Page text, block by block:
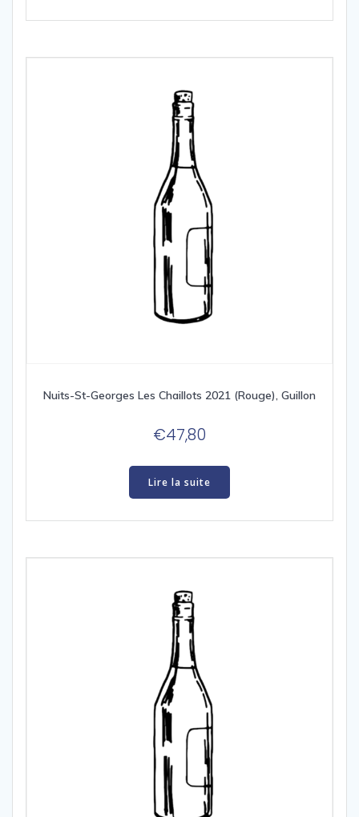
Nuits-St-Georges Les Chaillots 2021 (Rouge), Guillon
€47,80
Lire la suite